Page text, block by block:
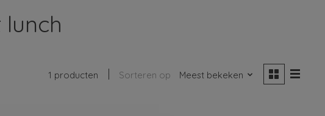
1 producten Sorteren op Meest bekeken